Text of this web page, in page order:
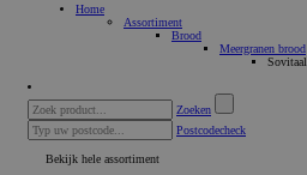
Home
Assortiment
Brood
Meergranen brood
Sovitaal
Zoeken
Postcodecheck
Bekijk hele assortiment